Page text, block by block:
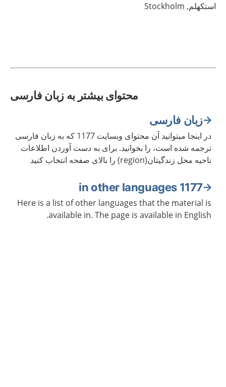
استکهلم, Stockholm
محتوای بیشتر به زبان فارسی
زبان فارسی
در اینجا میتوانید آن محتوای وبسایت 1177 که به زبان فارسی
ترجمه شده است، را بخوانید. برای به دست آوردن اطلاعات
ناحیه محل زندگیتان(region) را بالای صفحه انتخاب کنید
1177 in other languages
Here is a list of other languages that the material is
available in. The page is available in English.